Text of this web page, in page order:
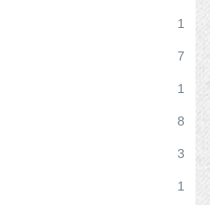
1
7
1
8
3
1